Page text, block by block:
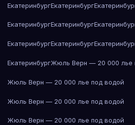
ЕкатеринбургЕкатеринбург
ЕкатеринбургЕкатеринбург
ЕкатеринбургЕкатеринбург
ЕкатеринбургЖюль Верн — 20 000 лье
Жюль Верн — 20 000 лье под водой
Жюль Верн — 20 000 лье под водой
Жюль Верн — 20 000 лье под водой